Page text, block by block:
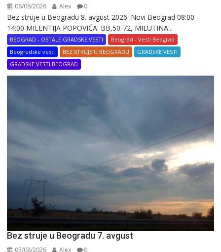
06/08/2026 Alex 0
Bez struje u Beogradu 8. avgust 2026. Novi Beograd 08:00 –
14:00 MILENTIJA POPOVIĆA: BB,50-72, MILUTINA...
BEOGRAD - OSTALE GRADSKE VESTI
Beograd - Vesti Beograd
Beogradske vesti
BEZ STRUJE U BEOGRADU
GRADSKE VESTI
GRADSKE VESTI BEOGRAD
Bez struje u Beogradu 7. avgust
05/08/2026 Alex 0